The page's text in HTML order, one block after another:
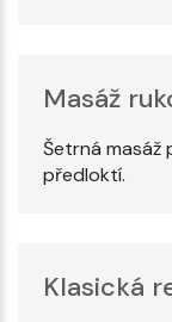
Masáž
Šetrná masáž
předloktí.
Klasická